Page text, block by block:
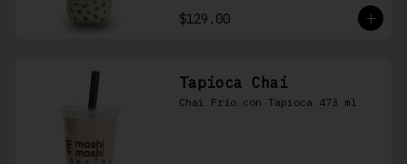
$129.00
Tapioca Chai
Chai Frío con Tapioca 473 ml